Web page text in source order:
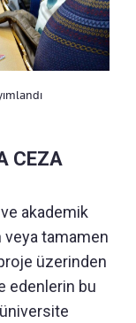
CEZA
akademik
veya tamamen
üzerinden
edenlerin bu